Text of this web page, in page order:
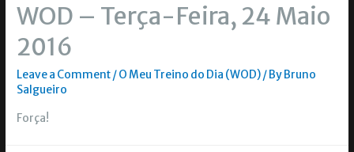
WOD – Terça-Feira, 24 Maio
2016
Leave a Comment/O Meu Treino do Dia (WOD)/ ByBruno
Salgueiro
Força!